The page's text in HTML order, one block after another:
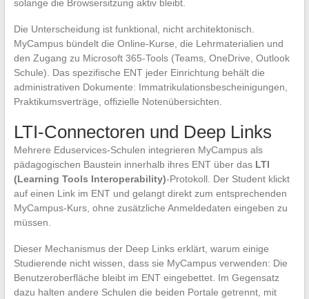
solange die Browsersitzung aktiv bleibt.
Die Unterscheidung ist funktional, nicht architektonisch.
MyCampus bündelt die Online-Kurse, die Lehrmaterialien und
den Zugang zu Microsoft 365-Tools (Teams, OneDrive, Outlook
Schule). Das spezifische ENT jeder Einrichtung behält die
administrativen Dokumente: Immatrikulationsbescheinigungen,
Praktikumsverträge, offizielle Notenübersichten.
LTI-Connectoren und Deep Links
Mehrere Eduservices-Schulen integrieren MyCampus als
pädagogischen Baustein innerhalb ihres ENT über das LTI
(Learning Tools Interoperability)-Protokoll. Der Student klickt
auf einen Link im ENT und gelangt direkt zum entsprechenden
MyCampus-Kurs, ohne zusätzliche Anmeldedaten eingeben zu
müssen.
Dieser Mechanismus der Deep Links erklärt, warum einige
Studierende nicht wissen, dass sie MyCampus verwenden: Die
Benutzeroberfläche bleibt im ENT eingebettet. Im Gegensatz
dazu halten andere Schulen die beiden Portale getrennt, mit